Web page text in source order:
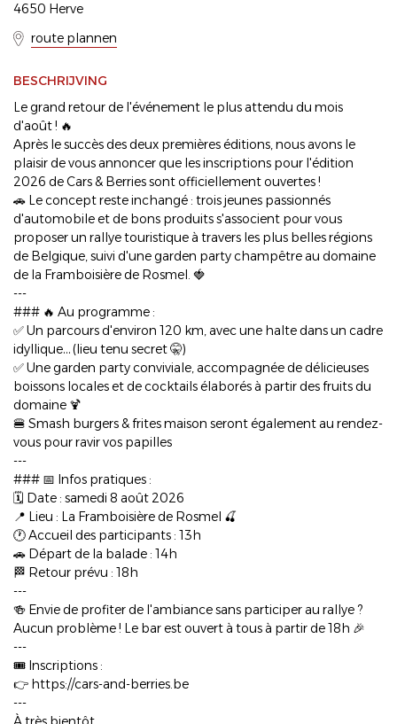
4650 Herve
route plannen
BESCHRIJVING
Le grand retour de l'événement le plus attendu du mois
d'août ! 🔥
Après le succès des deux premières éditions, nous avons le
plaisir de vous annoncer que les inscriptions pour l'édition
2026 de Cars & Berries sont officiellement ouvertes !
🚗 Le concept reste inchangé : trois jeunes passionnés
d'automobile et de bons produits s'associent pour vous
proposer un rallye touristique à travers les plus belles régions
de Belgique, suivi d'une garden party champêtre au domaine
de la Framboisière de Rosmel. 🍓
---
### 🔥 Au programme :
✅ Un parcours d'environ 120 km, avec une halte dans un cadre
idyllique… (lieu tenu secret 🤫)
✅ Une garden party conviviale, accompagnée de délicieuses
boissons locales et de cocktails élaborés à partir des fruits du
domaine 🍹
🍔 Smash burgers & frites maison seront également au rendez-
vous pour ravir vos papilles
---
### 📅 Infos pratiques :
🗓️ Date : samedi 8 août 2026
📍 Lieu : La Framboisière de Rosmel 🍒
🕐 Accueil des participants : 13h
🚗 Départ de la balade : 14h
🏁 Retour prévu : 18h
---
🍻 Envie de profiter de l'ambiance sans participer au rallye ?
Aucun problème ! Le bar est ouvert à tous à partir de 18h 🎉
---
🎟️ Inscriptions :
👉 https://cars-and-berries.be
---